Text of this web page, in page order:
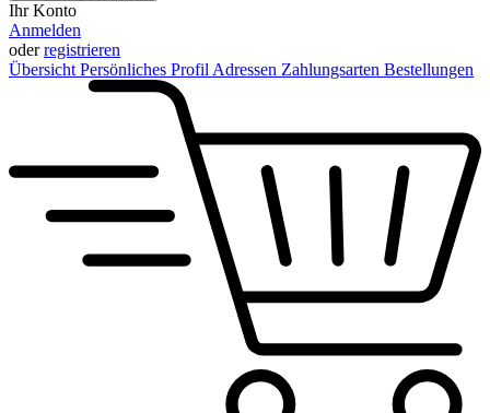
Ihr Konto
Anmelden
oderregistrieren
Übersicht Persönliches Profil Adressen Zahlungsarten Bestellungen